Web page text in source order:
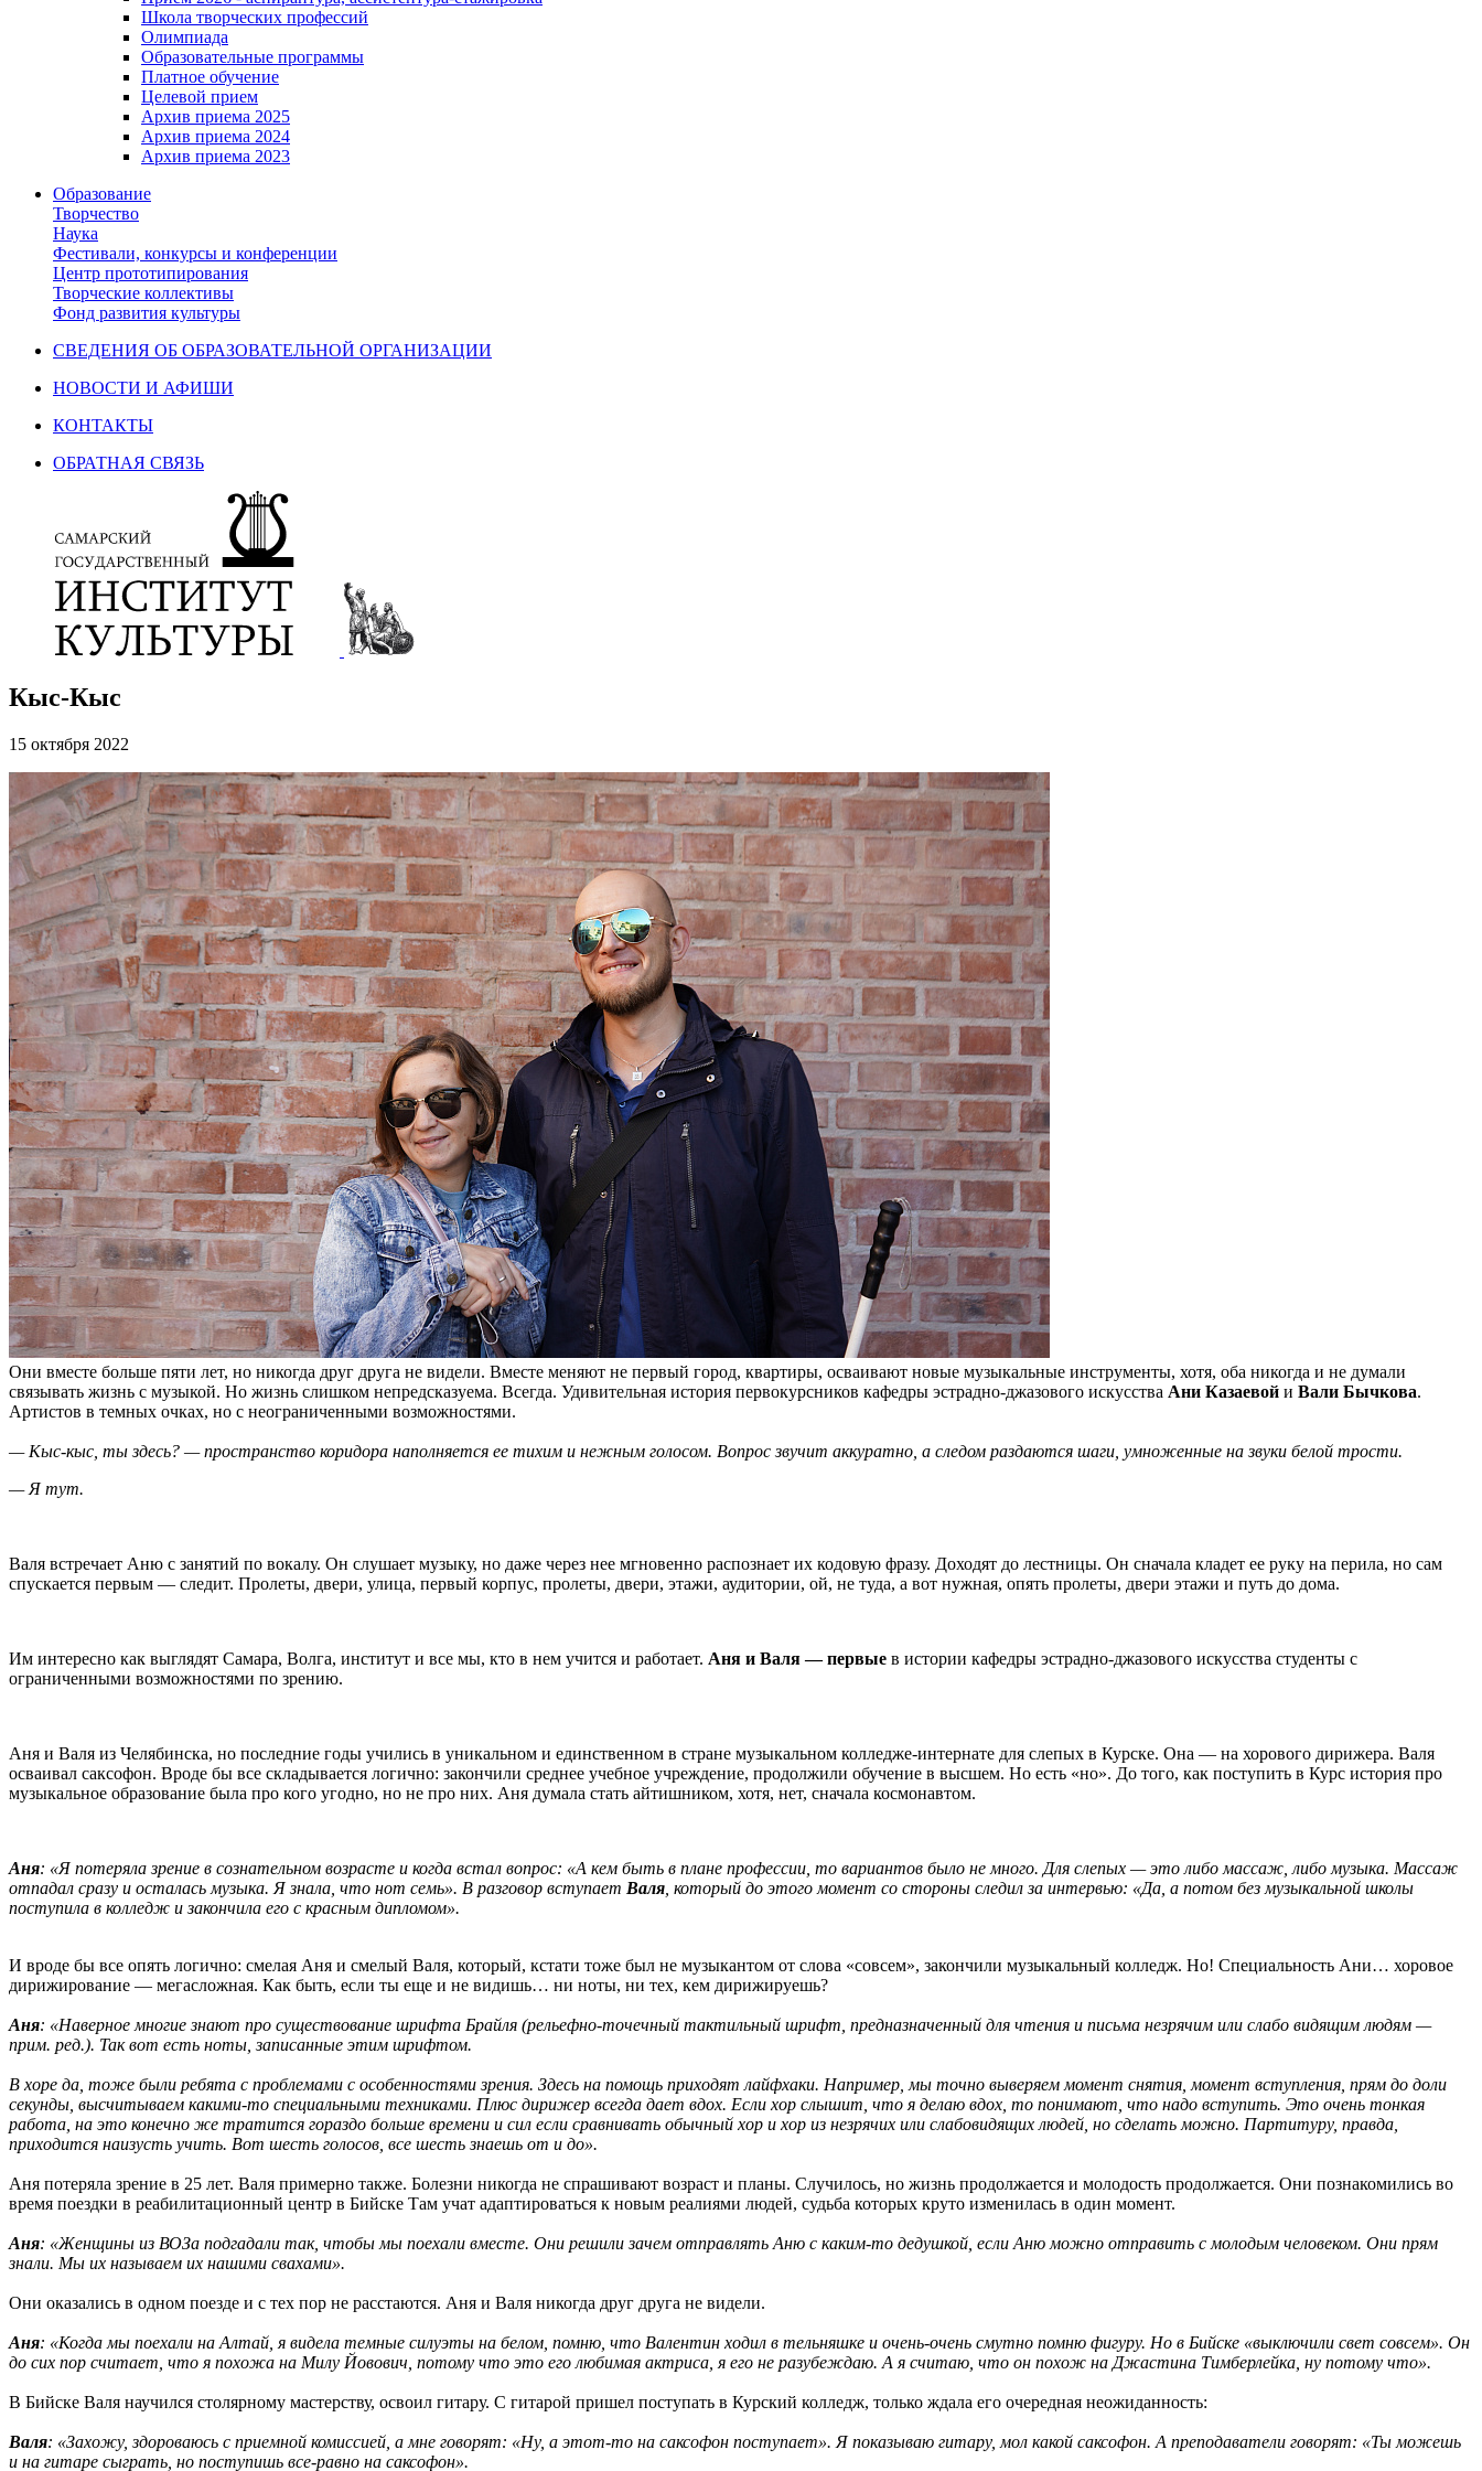
Школа творческих профессий
Олимпиада
Образовательные программы
Платное обучение
Целевой прием
Архив приема 2025
Архив приема 2024
Архив приема 2023
Образование
Творчество
Наука
Фестивали, конкурсы и конференции
Центр прототипирования
Творческие коллективы
Фонд развития культуры
СВЕДЕНИЯ ОБ ОБРАЗОВАТЕЛЬНОЙ ОРГАНИЗАЦИИ
НОВОСТИ И АФИШИ
КОНТАКТЫ
ОБРАТНАЯ СВЯЗЬ
Кыс-Кыс
15 октября 2022
Они вместе больше пяти лет, но никогда друг друга не видели. Вместе меняют не первый город, квартиры, осваивают новые музыкальные инструменты, хотя, оба никогда и не думали
связывать жизнь с музыкой. Но жизнь слишком непредсказуема. Всегда. Удивительная история первокурсников кафедры эстрадно-джазового искусства Ани Казаевой и Вали Бычкова.
Артистов в темных очках, но с неограниченными возможностями.
— Кыс-кыс, ты здесь? — пространство коридора наполняется ее тихим и нежным голосом. Вопрос звучит аккуратно, а следом раздаются шаги, умноженные на звуки белой трости.
— Я тут.
Валя встречает Аню с занятий по вокалу. Он слушает музыку, но даже через нее мгновенно распознает их кодовую фразу. Доходят до лестницы. Он сначала кладет ее руку на перила, но сам
спускается первым — следит. Пролеты, двери, улица, первый корпус, пролеты, двери, этажи, аудитории, ой, не туда, а вот нужная, опять пролеты, двери этажи и путь до дома.
Им интересно как выглядят Самара, Волга, институт и все мы, кто в нем учится и работает. Аня и Валя — первые в истории кафедры эстрадно-джазового искусства студенты с
ограниченными возможностями по зрению.
Аня и Валя из Челябинска, но последние годы учились в уникальном и единственном в стране музыкальном колледже-интернате для слепых в Курске. Она — на хорового дирижера. Валя
осваивал саксофон. Вроде бы все складывается логично: закончили среднее учебное учреждение, продолжили обучение в высшем. Но есть «но». До того, как поступить в Курс история про
музыкальное образование была про кого угодно, но не про них. Аня думала стать айтишником, хотя, нет, сначала космонавтом.
Аня: «Я потеряла зрение в сознательном возрасте и когда встал вопрос: «А кем быть в плане профессии, то вариантов было не много. Для слепых — это либо массаж, либо музыка. Массаж
отпадал сразу и осталась музыка. Я знала, что нот семь». В разговор вступает Валя , который до этого момент со стороны следил за интервью: «Да, а потом без музыкальной школы
поступила в колледж и закончила его с красным дипломом».
И вроде бы все опять логично: смелая Аня и смелый Валя, который, кстати тоже был не музыкантом от слова «совсем», закончили музыкальный колледж. Но! Специальность Ани… хоровое
дирижирование — мегасложная. Как быть, если ты еще и не видишь… ни ноты, ни тех, кем дирижируешь?
Аня: «Наверное многие знают про существование шрифта Брайля (рельефно-точечный тактильный шрифт, предназначенный для чтения и письма незрячим или слабо видящим людям —
прим. ред.). Так вот есть ноты, записанные этим шрифтом.
В хоре да, тоже были ребята с проблемами с особенностями зрения. Здесь на помощь приходят лайфхаки. Например, мы точно выверяем момент снятия, момент вступления, прям до доли
секунды, высчитываем какими-то специальными техниками. Плюс дирижер всегда дает вдох. Если хор слышит, что я делаю вдох, то понимают, что надо вступить. Это очень тонкая
работа, на это конечно же тратится гораздо больше времени и сил если сравнивать обычный хор и хор из незрячих или слабовидящих людей, но сделать можно. Партитуру, правда,
приходится наизусть учить. Вот шесть голосов, все шесть знаешь от и до».
Аня потеряла зрение в 25 лет. Валя примерно также. Болезни никогда не спрашивают возраст и планы. Случилось, но жизнь продолжается и молодость продолжается. Они познакомились во
время поездки в реабилитационный центр в Бийске Там учат адаптироваться к новым реалиями людей, судьба которых круто изменилась в один момент.
Аня: «Женщины из ВОЗа подгадали так, чтобы мы поехали вместе. Они решили зачем отправлять Аню с каким-то дедушкой, если Аню можно отправить с молодым человеком. Они прям
знали. Мы их называем их нашими свахами».
Они оказались в одном поезде и с тех пор не расстаются. Аня и Валя никогда друг друга не видели.
Аня: «Когда мы поехали на Алтай, я видела темные силуэты на белом, помню, что Валентин ходил в тельняшке и очень-очень смутно помню фигуру. Но в Бийске «выключили свет совсем». Он
до сих пор считает, что я похожа на Милу Йовович, потому что это его любимая актриса, я его не разубеждаю. А я считаю, что он похож на Джастина Тимберлейка, ну потому что».
В Бийске Валя научился столярному мастерству, освоил гитару. С гитарой пришел поступать в Курский колледж, только ждала его очередная неожиданность:
Валя: «Захожу, здороваюсь с приемной комиссией, а мне говорят: «Ну, а этот-то на саксофон поступает». Я показываю гитару, мол какой саксофон. А преподаватели говорят: «Ты можешь
и на гитаре сыграть, но поступишь все-равно на саксофон».